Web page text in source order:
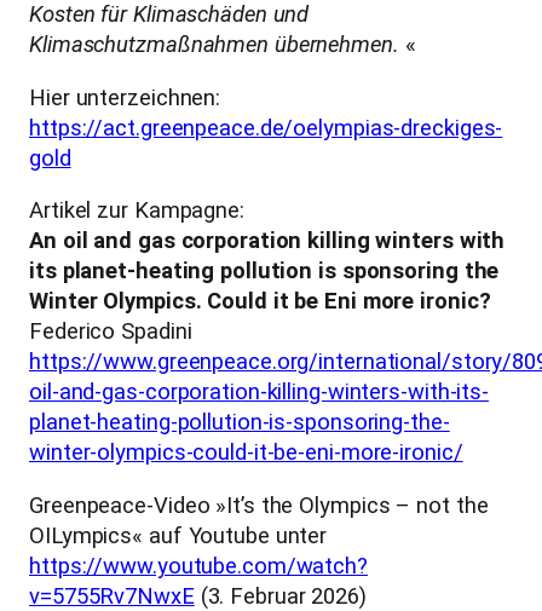
Kosten für Klimaschäden und
Klimaschutzmaßnahmen übernehmen. «
Hier unterzeichnen:
https://act.greenpeace.de/oelympias-dreckiges-
gold
Artikel zur Kampagne:
An oil and gas corporation killing winters with
its planet-heating pollution is sponsoring the
Winter Olympics. Could it be Eni more ironic?
Federico Spadini
https://www.greenpeace.org/international/story/
oil-and-gas-corporation-killing-winters-with-its-
planet-heating-pollution-is-sponsoring-the-
winter-olympics-could-it-be-eni-more-ironic/
Greenpeace-Video »It’s the Olympics – not the
OILympics« auf Youtube unter
https://www.youtube.com/watch?
v=5755Rv7NwxE(3. Februar 2026)